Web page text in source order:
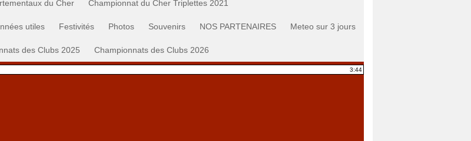
du Cher Championnat du Cher Triplettes 2021
utiles Festivités Photos Souvenirs NOS PARTENAIRES Meteo sur 3 jours
des Clubs 2025 Championnats des Clubs 2026
3:44